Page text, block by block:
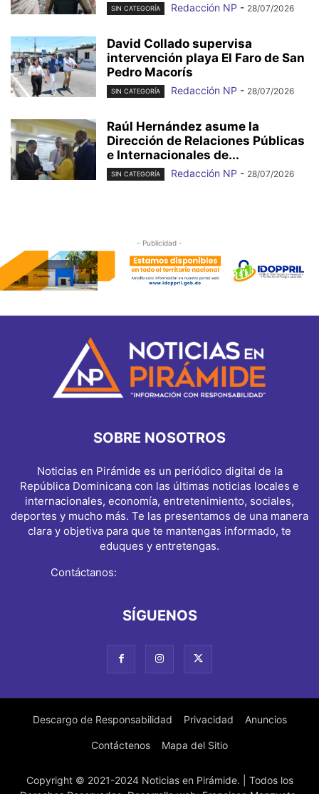
SIN CATEGORÍA Redacción NP - 28/07/2026
David Collado supervisa
intervención playa El Faro de San
Pedro Macorís
SIN CATEGORÍA Redacción NP - 28/07/2026
Raúl Hernández asume la
Dirección de Relaciones Públicas
e Internacionales de...
SIN CATEGORÍA Redacción NP - 28/07/2026
- Publicidad -
SOBRE NOSOTROS
Noticias en Pirámide es un periódico digital de la
República Dominicana con las últimas noticias locales e
internacionales, economía, entretenimiento, sociales,
deportes y mucho más. Te las presentamos de una manera
clara y objetiva para que te mantengas informado, te
eduques y entretengas.
Contáctanos:
SÍGUENOS
Descargo de Responsabilidad Privacidad Anuncios
Contáctenos Mapa del Sitio
Copyright © 2021-2024 Noticias en Pirámide. | Todos los